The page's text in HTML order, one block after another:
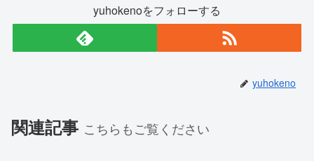
yuhokenoをフォローする
yuhokeno
関連記事 こちらもご覧ください